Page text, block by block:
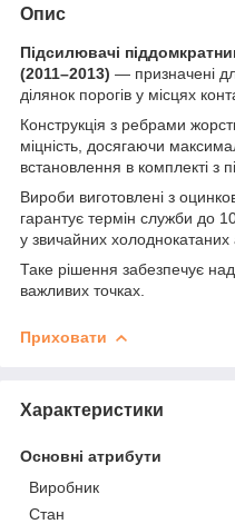
Опис
Підсилювачі
(2011–2013) — призначені
ділянок порогів у місцях
Конструкція з ребрами
міцність, досягаючи
встановлення в комплекті з
Вироби виготовлені з
гарантує термін служби до
у звичайних холоднокатаних
Таке рішення забезпечує
важливих точках.
Приховати
Характеристики
Основні атрибути
Виробник
Стан